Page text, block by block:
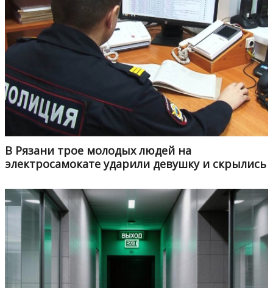
В Рязани трое молодых людей на
электросамокате ударили девушку и скрылись